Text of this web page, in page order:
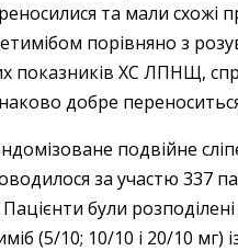
та мали схожі
порівняно з
показників ХС ЛПНЩ,
добре
подвійне
за участю 337
були
(5/10; 10/10 і 20/10 мг)